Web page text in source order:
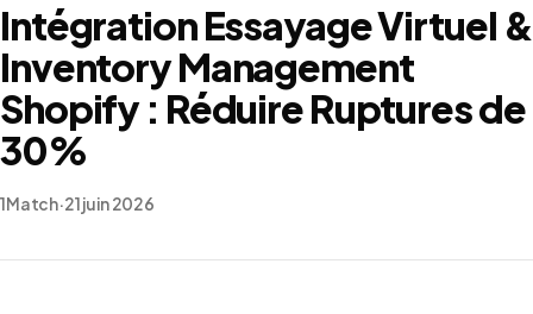
Intégration Essayage Virtuel &
Inventory Management
Shopify : Réduire Ruptures de
30%
1Match·21 juin 2026